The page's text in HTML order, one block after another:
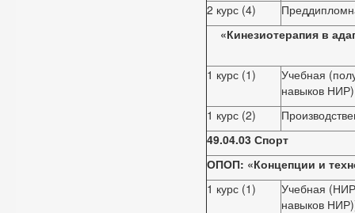
2 курс (4)
«Кинезиотерапия в
1 курс (1)
Учебная
навыков НИР)
1 курс (2)
49.04.03 Спорт
ОПОП: «Концепции и
1 курс (1)
Учебная
навыков